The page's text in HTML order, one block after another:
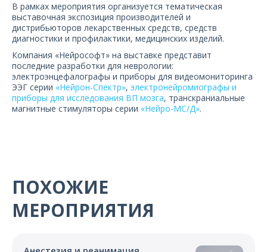
В рамках мероприятия организуется тематическая
выставочная экспозиция производителей и
дистрибьюторов лекарственных средств, средств
диагностики и профилактики, медицинских изделий.
Компания «Нейрософт» на выставке представит
последние разработки для неврологии:
электроэнцефалографы и приборы для видеомониторинга
ЭЭГ серии «Нейрон-Спектр», электронейромиографы и
приборы для исследования ВП мозга, транскраниальные
магнитные стимуляторы серии «Нейро-МС/Д».
ПОХОЖИЕ
МЕРОПРИЯТИЯ